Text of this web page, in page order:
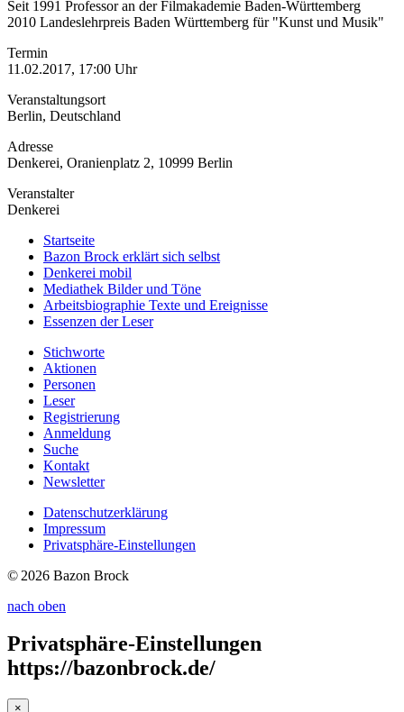
Seit 1991 Professor an der Filmakademie Baden-Württemberg
2010 Landeslehrpreis Baden Württemberg für "Kunst und Musik"
Termin
11.02.2017, 17:00 Uhr
Veranstaltungsort
Berlin, Deutschland
Adresse
Denkerei, Oranienplatz 2, 10999 Berlin
Veranstalter
Denkerei
Startseite
Bazon Brock erklärt sich selbst
Denkerei mobil
Mediathek Bilder und Töne
Arbeitsbiographie Texte und Ereignisse
Essenzen der Leser
Stichworte
Aktionen
Personen
Leser
Registrierung
Anmeldung
Suche
Kontakt
Newsletter
Datenschutzerklärung
Impressum
Privatsphäre-Einstellungen
© 2026 Bazon Brock
nach oben
Privatsphäre-Einstellungen
https://bazonbrock.de/
×